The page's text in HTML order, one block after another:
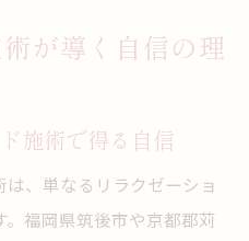
が導く自信の理
施術で得る自信
、単なるリラクゼーショ
福岡県筑後市や京都郡苅